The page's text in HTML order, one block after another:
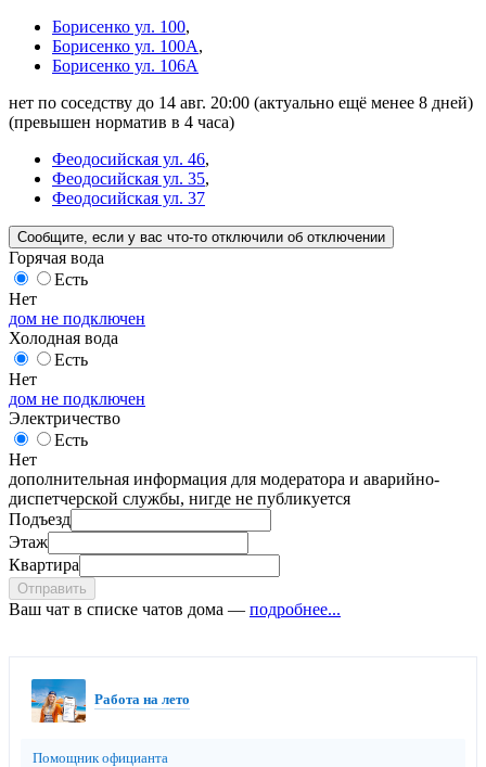
Борисенко ул. 100,
Борисенко ул. 100А,
Борисенко ул. 106А
нет по соседству до 14 авг. 20:00 (актуально ещё менее 8 дней)
(превышен норматив в 4 часа)
Феодосийская ул. 46,
Феодосийская ул. 35,
Феодосийская ул. 37
Сообщите , если у вас что-то отключили об отключении
Горячая вода
Есть
Нет
дом не подключен
Холодная вода
Есть
Нет
дом не подключен
Электричество
Есть
Нет
дополнительная информация для модератора и аварийно-
диспетчерской службы, нигде не публикуется
Подъезд
Этаж
Квартира
Отправить
Ваш чат в списке чатов дома — подробнее...
Работа на лето
Помощник официанта